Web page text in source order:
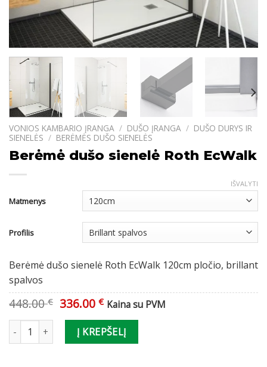
VONIOS KAMBARIO ĮRANGA / DUŠO ĮRANGA / DUŠO DURYS IR
SIENELĖS / BERĖMĖS DUŠO SIENELĖS
Berėmė dušo sienelė Roth EcWalk
Matmenys
Profilis
IŠVALYTI
Berėmė dušo sienelė Roth EcWalk 120cm pločio, brillant
spalvos
448.00€ Original
was:
448.00 €.
336.00 €Current
is:
336.00 €.
Kaina su PVM
produkto kiekis: Berėmė dušo sienelė Roth EcWalk
Į KREPŠELĮ